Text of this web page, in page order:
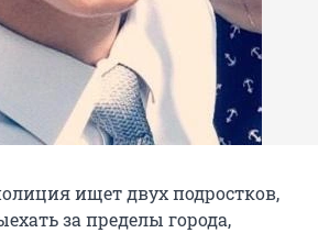
ищет двух подростков,
за пределы города,